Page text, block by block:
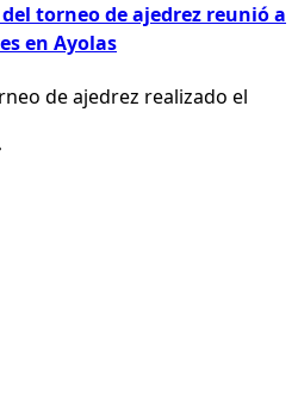
torneo de ajedrez reunió a
en Ayolas
de ajedrez realizado el